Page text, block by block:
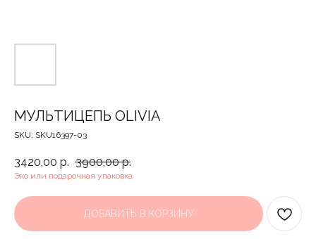
МУЛЬТИЦЕПЬ OLIVIA
SKU: SKU16397-03
3420,00 р. 3900,00 р.
Эко или подарочная упаковка
ДОБАВИТЬ В КОРЗИНУ